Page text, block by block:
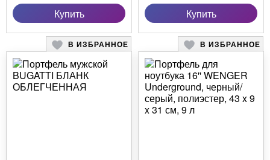
Купить
Купить
В ИЗБРАННОЕ В ИЗБРАННОЕ